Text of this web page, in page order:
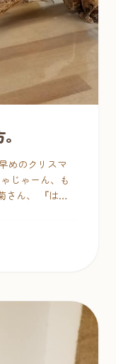
めのクリスマ
じゃーん、も
さん、 『は